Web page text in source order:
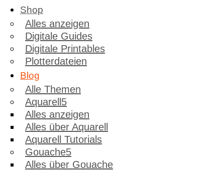
Shop
Alles anzeigen
Digitale Guides
Digitale Printables
Plotterdateien
Blog
Alle Themen
Aquarell
Alles anzeigen
Alles über Aquarell
Aquarell Tutorials
Gouache
Alles über Gouache